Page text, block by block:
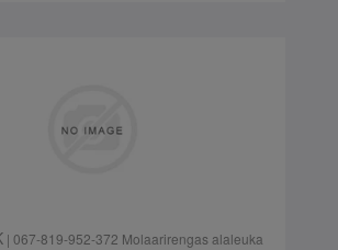
| 067-819-952-372 Molaarirengas alaleuka